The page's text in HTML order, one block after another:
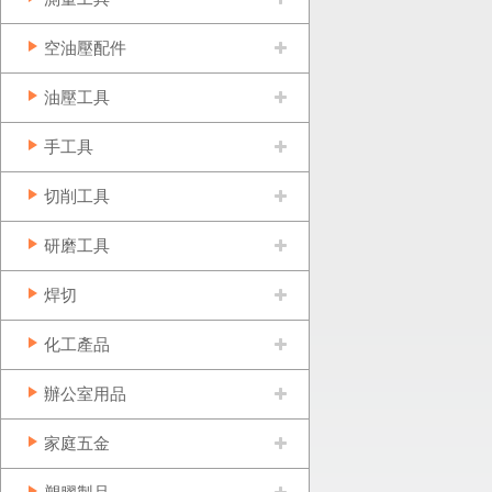
空油壓配件
油壓工具
手工具
切削工具
研磨工具
焊切
化工產品
辦公室用品
家庭五金